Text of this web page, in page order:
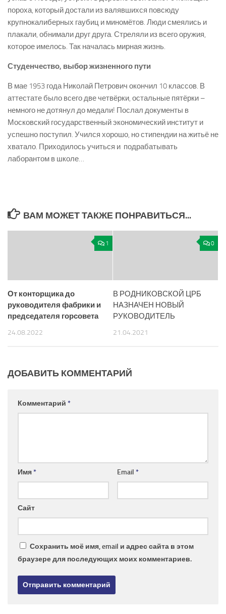
пороха, который достали из валявшихся повсюду
крупнокалиберных гаубиц и миномётов. Люди смеялись и
плакали, обнимали друг друга. Стреляли из всего оружия,
которое имелось. Так началась мирная жизнь.
Студенчество, выборжизненного пути
В мае 1953 года Николай Петрович окончил 10 классов. В
аттестате было всего две четвёрки, остальные пятёрки –
немного не дотянул до медали! Послал документы в
Московский государственный экономический институт и
успешно поступил. Учился хорошо, но стипендии на житьё не
хватало. Приходилось учиться и подрабатывать
лаборантом в школе…
ВАМ МОЖЕТ ТАКЖЕ ПОНРАВИТЬСЯ...
1
От конторщика до
руководителя фабрики и
председателя горсовета
24.08.2022
0
В РОДНИКОВСКОЙ ЦРБ
НАЗНАЧЕН НОВЫЙ
РУКОВОДИТЕЛЬ
21.04.2021
ДОБАВИТЬ КОММЕНТАРИЙ
Комментарий *
Имя* Email *
Сайт
Сохранить моё имя, email и адрес сайта в этом
браузере для последующих моих комментариев.